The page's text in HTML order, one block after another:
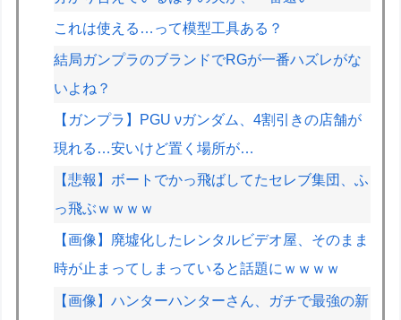
これは使える…って模型工具ある？
結局ガンプラのブランドでRGが一番ハズレがな
いよね？
【ガンプラ】PGU νガンダム、4割引きの店舗が
現れる…安いけど置く場所が…
【悲報】ボートでかっ飛ばしてたセレブ集団、ふ
っ飛ぶｗｗｗｗ
【画像】廃墟化したレンタルビデオ屋、そのまま
時が止まってしまっていると話題にｗｗｗｗ
【画像】ハンターハンターさん、ガチで最強の新